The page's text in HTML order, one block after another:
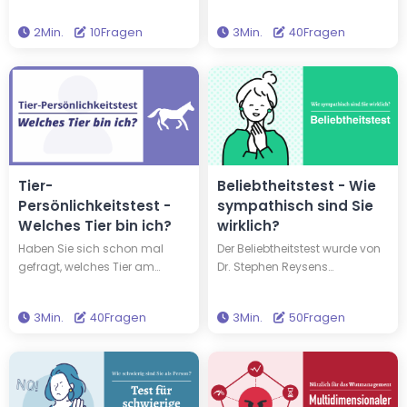
entdecken Ihre saisonale
Farben kennen, die Ihnen von
Sie Ihre Garderobenauswahl
optimieren.
2Min. 10Fragen
Fähigkeit, eigene Emotionen zu
mitzufühlen. Personen mit
einem hohen EQ können
effektiv kommunizieren.
Erfahren Sie mehr über Ihren EQ,
indem Sie diesen kostenlosen
Test machen.
3Min. 40Fragen
Tier-
Persönlichkeitstest -
Welches Tier bin ich?
Haben Sie sich schon mal
gefragt, welches Tier am
ein abenteuerlustiger Wolf oder
diesem Test heraus, welcher
der 16 Tier-Persönlichkeitstypen
3Min. 40Fragen
Beliebtheitstest - Wie
sympathisch sind Sie
wirklich?
Der Beliebtheitstest wurde von
Dr. Stephen Reysens
sympathisch Sie auf sechs
sind. Wie sympathisch sind
Sie? Machen Sie den Test, um
es herauszufinden!
3Min. 50Fragen